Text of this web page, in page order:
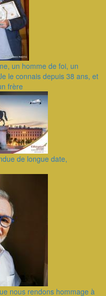
un homme de foi, un
le connais depuis 38 ans, et
frère
de longue date,
nous rendons hommage à